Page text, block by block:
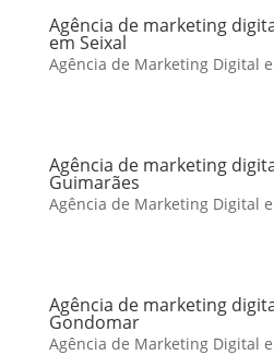
Agência de marketing
em Seixal
Agência de Marketing Digital
Agência de marketing
Guimarães
Agência de Marketing Digital
Agência de marketing
Gondomar
Agência de Marketing Digital